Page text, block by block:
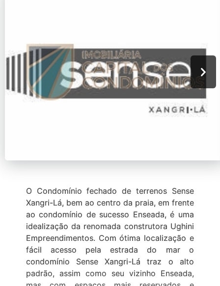
O Condomínio fechado de terrenos Sense
Xangri-Lá, bem ao centro da praia, em frente
ao condomínio de sucesso Enseada, é uma
idealização da renomada construtora Ughini
Empreendimentos. Com ótima localização e
fácil acesso pela estrada do mar o
condomínio Sense Xangri-Lá traz o alto
padrão, assim como seu vizinho Enseada,